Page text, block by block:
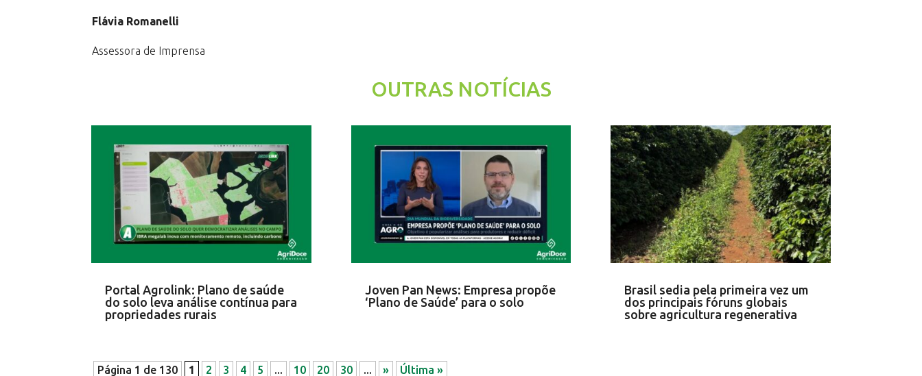
Flávia Romanelli
Assessora de Imprensa
OUTRAS NOTÍCIAS
Portal Agrolink: Plano de saúde
do solo leva análise contínua para
propriedades rurais
Joven Pan News: Empresa propõe
‘Plano de Saúde’ para o solo
Brasil sedia pela primeira vez um
dos principais fóruns globais
sobre agricultura regenerativa
Página 1 de 130 1 2 3 4 5 ... 10 20 30 ... » Última »